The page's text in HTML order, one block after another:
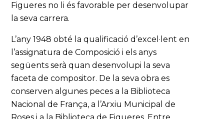
Figueres no li és favorable per desenvolupar
la seva carrera.
L’any 1948 obté la qualificació d’excel·lent en
l’assignatura de Composició i els anys
següents serà quan desenvolupi la seva
faceta de compositor. De la seva obra es
conserven algunes peces a la Biblioteca
Nacional de França, a l’Arxiu Municipal de